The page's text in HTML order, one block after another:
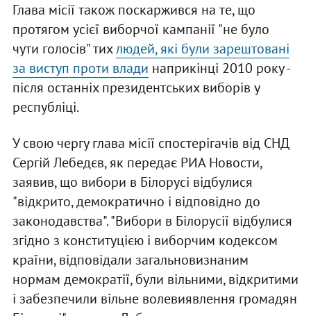
Глава місії також поскаржився на те, що
протягом усієї виборчої кампанії "не було
чути голосів" тихлюдей, які були зарештовані
за виступ проти влади наприкінці 2010 року -
після останніх президентських виборів у
республіці.
У свою чергу глава місії спостерігачів від СНД
Сергій Лебедєв, як передає РИА Новости,
заявив, що вибори в Білорусі відбулися
"відкрито, демократично і відповідно до
законодавства". "Вибори в Білорусії відбулися
згідно з конституцією і виборчим кодексом
країни, відповідали загальновизнаним
нормам демократії, були вільними, відкритими
і забезпечили вільне волевиявлення громадян